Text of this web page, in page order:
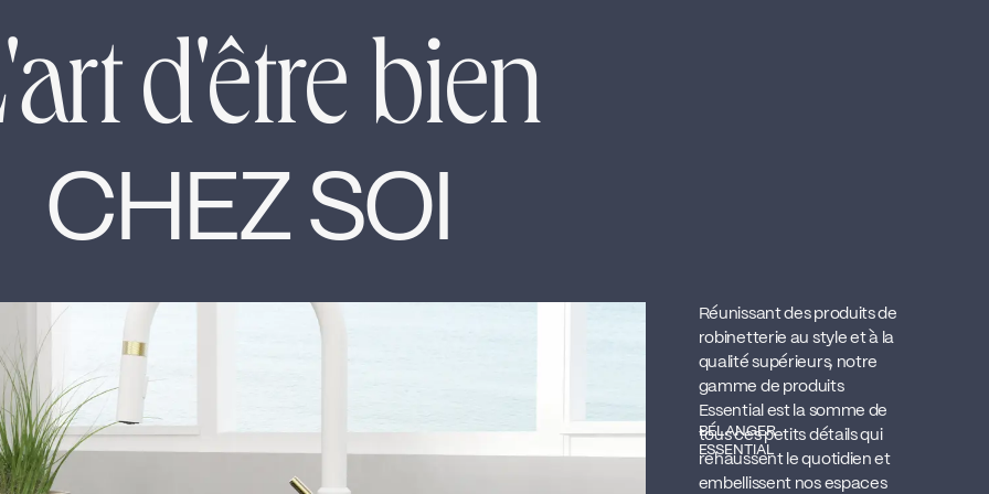
d'être bien
CHEZ SOI
BÉLANGER
ESSENTIAL
Réunissant des produits de
robinetterie au style et à la
qualité supérieurs, notre
gamme de produits
Essential est la somme de
tous ces petits détails qui
rehaussent le quotidien et
embellissent nos espaces